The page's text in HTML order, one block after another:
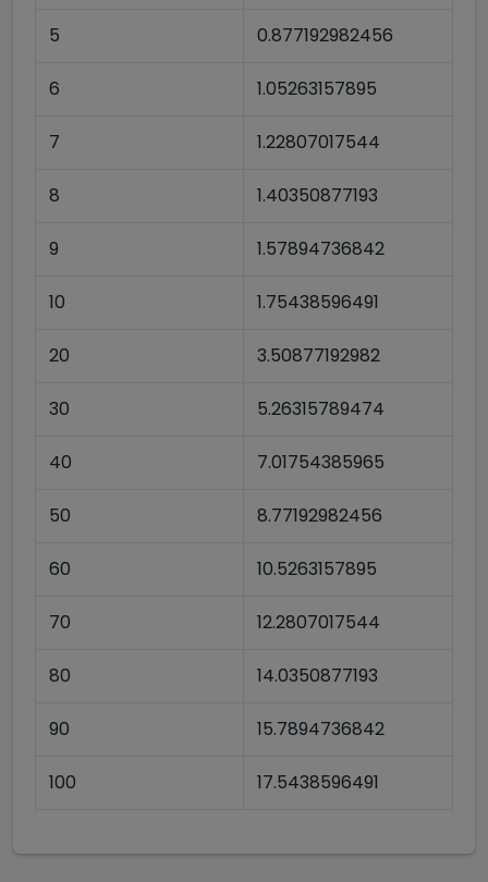
5 0.877192982456
6 1.05263157895
7 1.22807017544
8 1.40350877193
9 1.57894736842
10 1.75438596491
20 3.50877192982
30 5.26315789474
40 7.01754385965
50 8.77192982456
60 10.5263157895
70 12.2807017544
80 14.0350877193
90 15.7894736842
100 17.5438596491